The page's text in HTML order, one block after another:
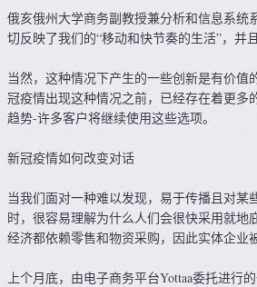
俄亥俄州大学商务副教授兼分析和信息系统
切反映了我们的“移动和快节奏的生活”，并
当然，这种情况下产生的一些创新是有价值
冠疫情出现这种情况之前，已经存在着更多
趋势-许多客户将继续使用这些选项。
新冠疫情如何改变对话
当我们面对一种难以发现，易于传播且对某
时，很容易理解为什么人们会很快采用就地
经济都依赖零售和物资采购，因此实体企业
上个月底，由电子商务平台Yottaa委托进行